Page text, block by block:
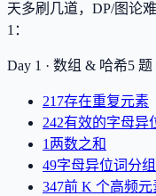
天多刷几道，DP/图论
1：
Day 1 · 数组 & 哈希5 题
217存在重复元素
242有效的字母异
1 两数之和
49字母异位词分组
347前 K 个高频元